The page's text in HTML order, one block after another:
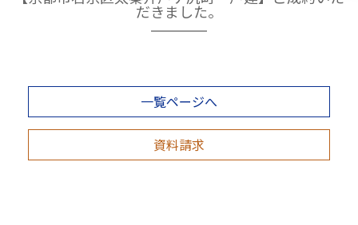
だきました。
一覧ページへ
資料請求